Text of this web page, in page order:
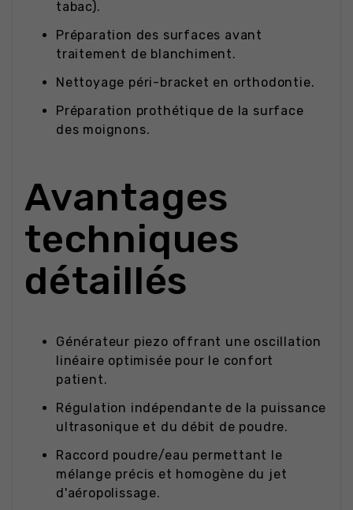
tabac).
Préparation des surfaces avant
traitement de blanchiment.
Nettoyage péri-bracket en orthodontie.
Préparation prothétique de la surface
des moignons.
Avantages
techniques
détaillés
Générateur piezo offrant une oscillation
linéaire optimisée pour le confort
patient.
Régulation indépendante de la puissance
ultrasonique et du débit de poudre.
Raccord poudre/eau permettant le
mélange précis et homogène du jet
d'aéropolissage.